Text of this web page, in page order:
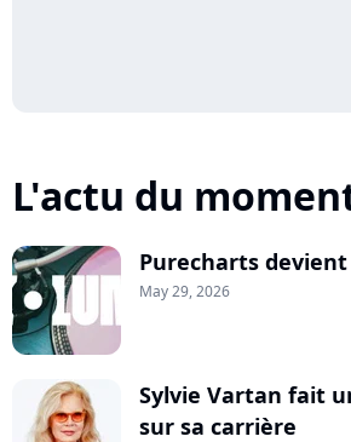
L'actu du
Purecharts devient
May 29, 2026
Sylvie Vartan fait
sur sa carrière